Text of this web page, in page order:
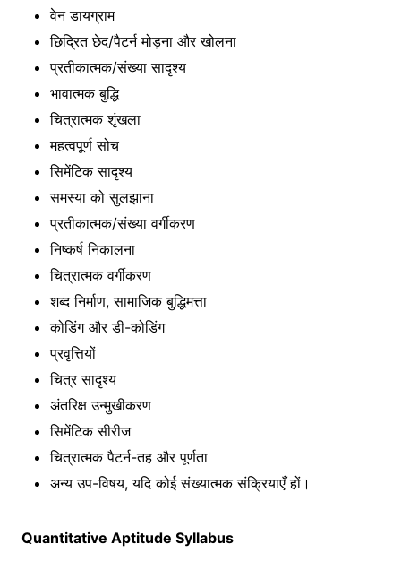
वेन डायग्राम
छिद्रित छेद/पैटर्न मोड़ना और खोलना
प्रतीकात्मक/संख्या सादृश्य
भावात्मक बुद्धि
चित्रात्मक शृंखला
महत्वपूर्ण सोच
सिमेंटिक सादृश्य
समस्या को सुलझाना
प्रतीकात्मक/संख्या वर्गीकरण
निष्कर्ष निकालना
चित्रात्मक वर्गीकरण
शब्द निर्माण, सामाजिक बुद्धिमत्ता
कोडिंग और डी-कोडिंग
प्रवृत्तियों
चित्र सादृश्य
अंतरिक्ष उन्मुखीकरण
सिमेंटिक सीरीज
चित्रात्मक पैटर्न-तह और पूर्णता
अन्य उप-विषय, यदि कोई संख्यात्मक संक्रियाएँ हों।
Quantitative Aptitude Syllabus